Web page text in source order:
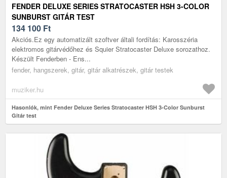
FENDER DELUXE SERIES STRATOCASTER HSH 3-COLOR
SUNBURST GITÁR TEST
134 100 Ft
Akciós.Ez egy automatizált szoftver általi fordítás: Karosszéria
elektromos gitárvédőhez és Squier Stratocaster Deluxe sorozathoz.
Készült Fenderben - Ens...
fender, hangszerek, gitár, gitár alkatrészek, gitár testek
muziker.hu
Hasonlók, mint Fender Deluxe Series Stratocaster HSH 3-Color Sunburst
Gitár test